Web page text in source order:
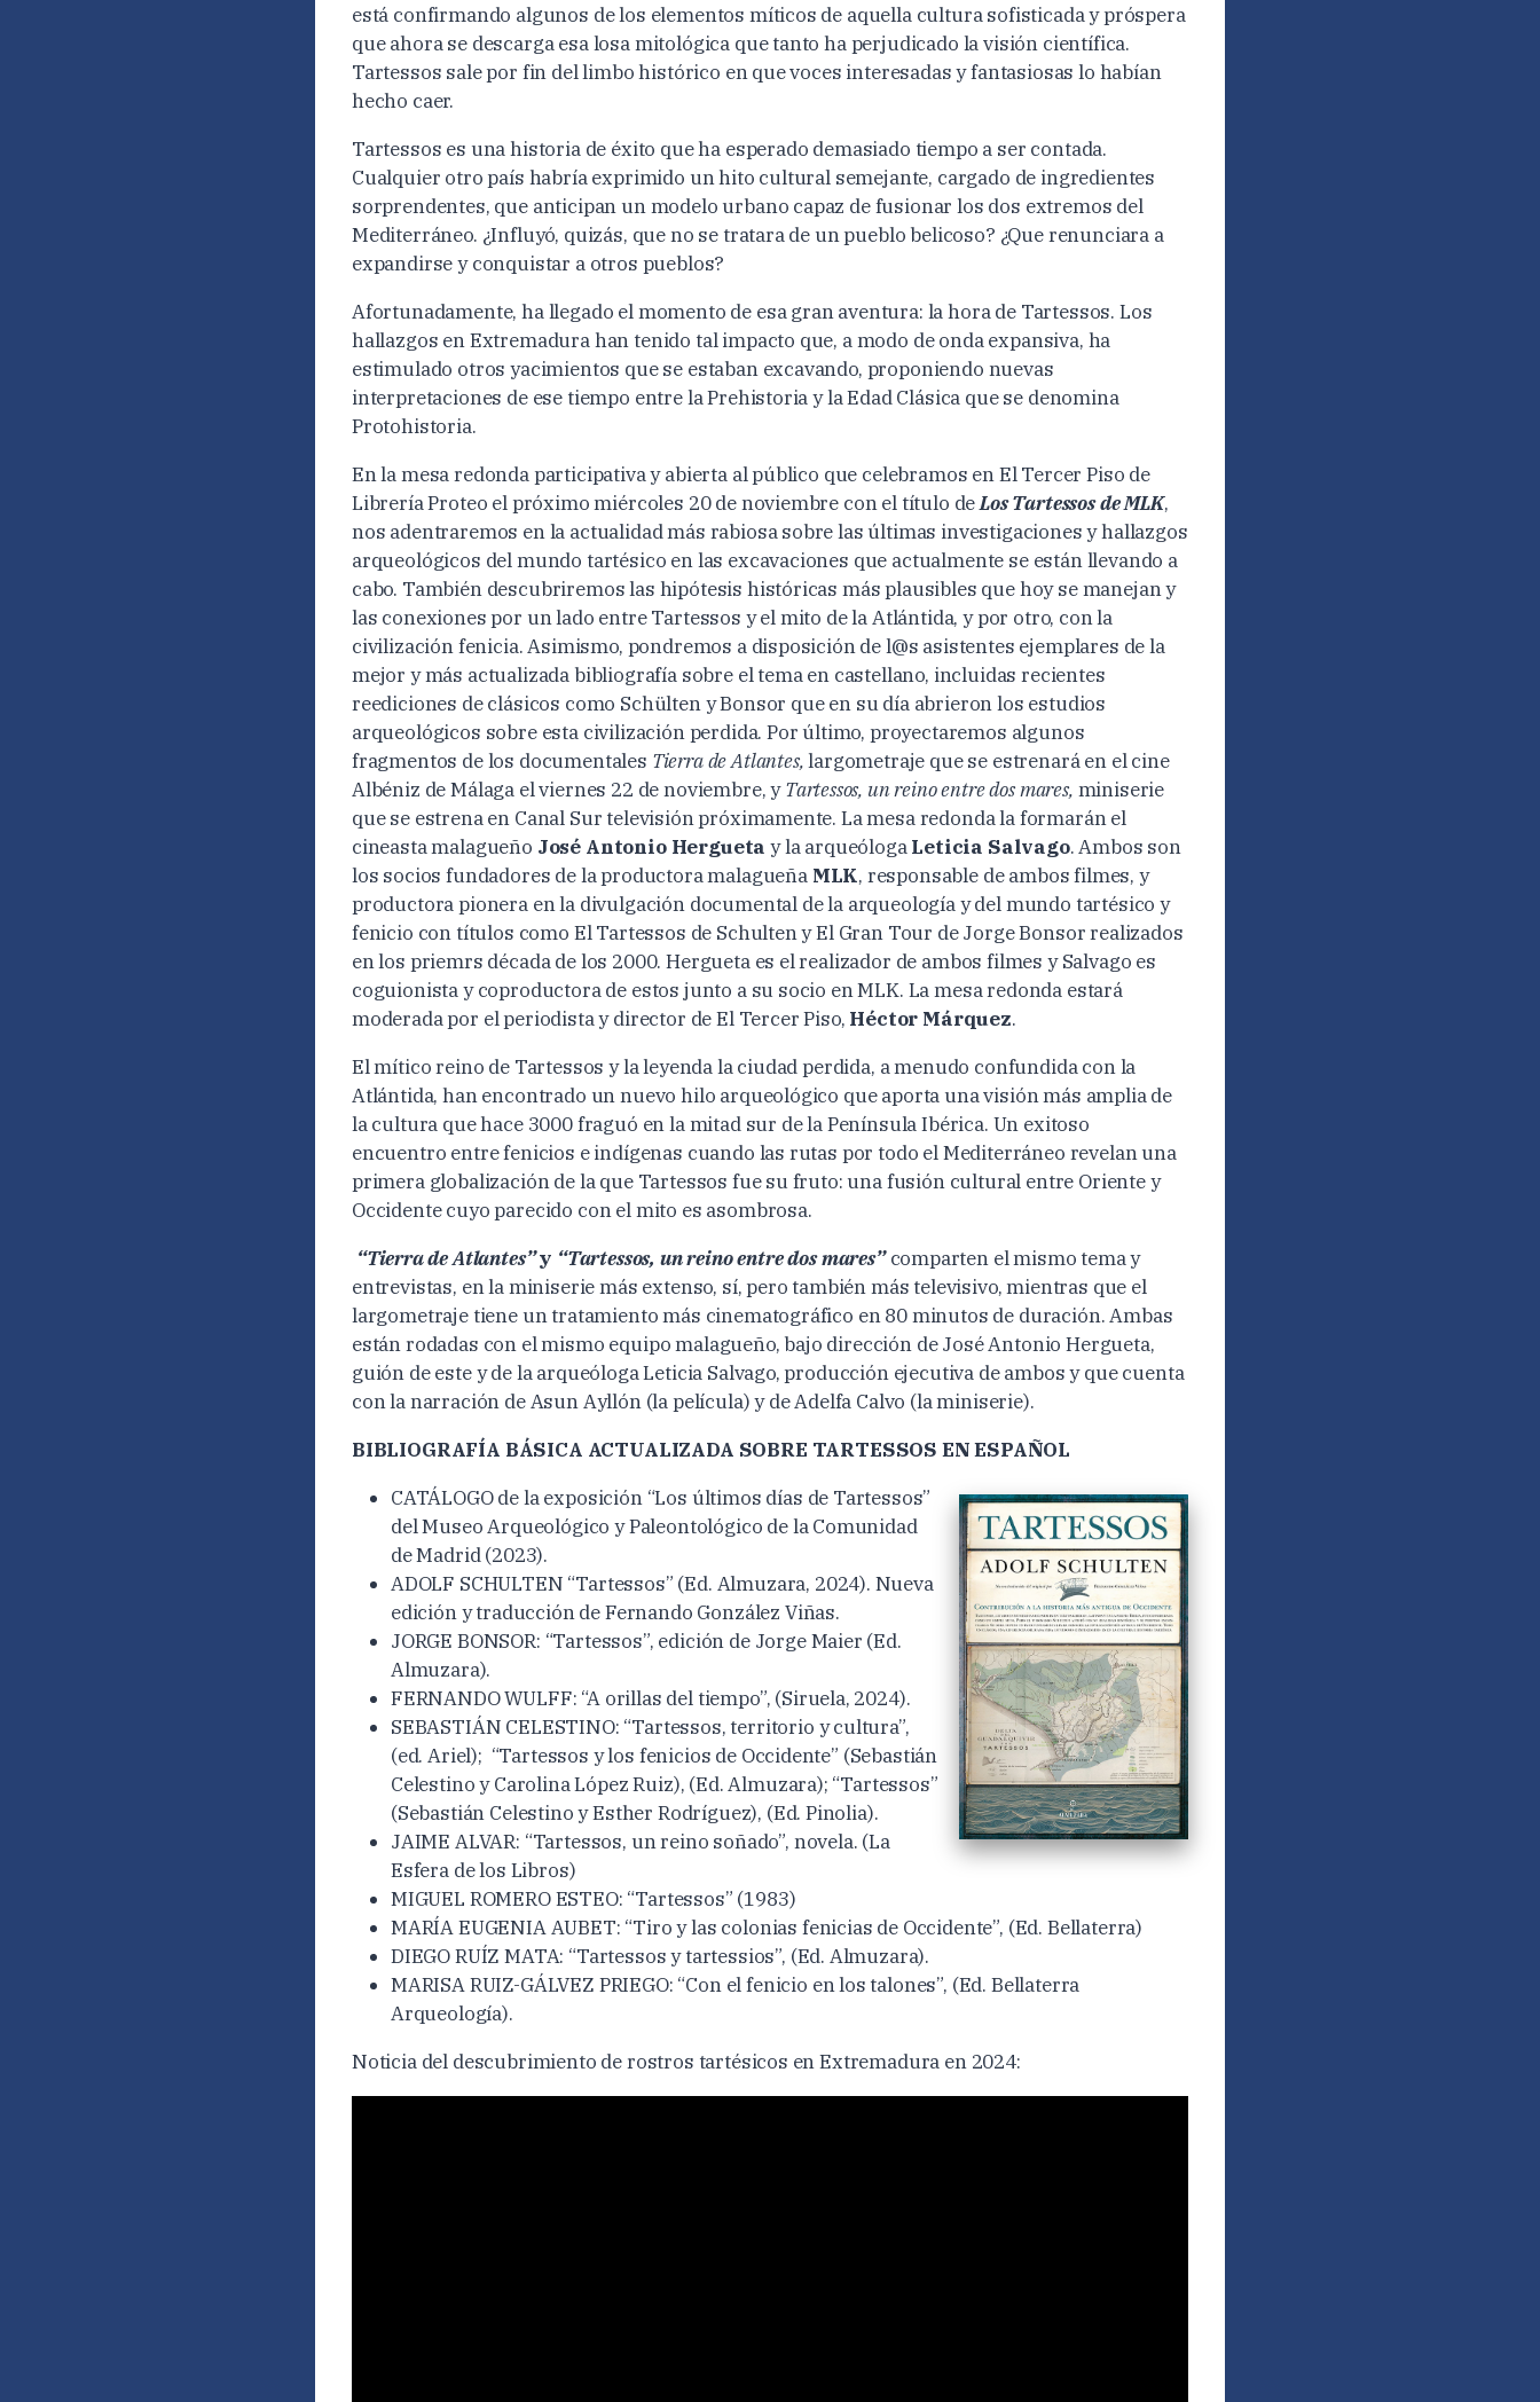
está confirmando algunos de los elementos míticos de aquella cultura sofisticada y próspera
que ahora se descarga esa losa mitológica que tanto ha perjudicado la visión científica.
Tartessos sale por fin del limbo histórico en que voces interesadas y fantasiosas lo habían
hecho caer.
Tartessos es una historia de éxito que ha esperado demasiado tiempo a ser contada.
Cualquier otro país habría exprimido un hito cultural semejante, cargado de ingredientes
sorprendentes, que anticipan un modelo urbano capaz de fusionar los dos extremos del
Mediterráneo. ¿Influyó, quizás, que no se tratara de un pueblo belicoso? ¿Que renunciara a
expandirse y conquistar a otros pueblos?
Afortunadamente, ha llegado el momento de esa gran aventura: la hora de Tartessos. Los
hallazgos en Extremadura han tenido tal impacto que, a modo de onda expansiva, ha
estimulado otros yacimientos que se estaban excavando, proponiendo nuevas
interpretaciones de ese tiempo entre la Prehistoria y la Edad Clásica que se denomina
Protohistoria.
En la mesa redonda participativa y abierta al público que celebramos en El Tercer Piso de
Librería Proteo el próximo miércoles 20 de noviembre con el título deLos Tartessos de MLK,
nos adentraremos en la actualidad más rabiosa sobre las últimas investigaciones y hallazgos
arqueológicos del mundo tartésico en las excavaciones que actualmente se están llevando a
cabo. También descubriremos las hipótesis históricas más plausibles que hoy se manejan y
las conexiones por un lado entre Tartessos y el mito de la Atlántida, y por otro, con la
civilización fenicia. Asimismo, pondremos a disposición de l@s asistentes ejemplares de la
mejor y más actualizada bibliografía sobre el tema en castellano, incluidas recientes
reediciones de clásicos como Schülten y Bonsor que en su día abrieron los estudios
arqueológicos sobre esta civilización perdida. Por último, proyectaremos algunos
fragmentos de los documentales Tierra de Atlantes,largometraje que se estrenará en el cine
Albéniz de Málaga el viernes 22 de noviembre, yTartessos, un reino entre dos mares, miniserie
que se estrena en Canal Sur televisión próximamente. La mesa redonda la formarán el
cineasta malagueño José Antonio Hergueta y la arqueólogaLeticia Salvago. Ambos son
los socios fundadores de la productora malagueña MLK, responsable de ambos filmes, y
productora pionera en la divulgación documental de la arqueología y del mundo tartésico y
fenicio con títulos como El Tartessos de Schulten y El Gran Tour de Jorge Bonsor realizados
en los priemrs década de los 2000. Hergueta es el realizador de ambos filmes y Salvago es
coguionista y coproductora de estos junto a su socio en MLK. La mesa redonda estará
moderada por el periodista y director de El Tercer Piso, Héctor Márquez.
El mítico reino de Tartessos y la leyenda la ciudad perdida, a menudo confundida con la
Atlántida, han encontrado un nuevo hilo arqueológico que aporta una visión más amplia de
la cultura que hace 3000 fraguó en la mitad sur de la Península Ibérica. Un exitoso
encuentro entre fenicios e indígenas cuando las rutas por todo el Mediterráneo revelan una
primera globalización de la que Tartessos fue su fruto: una fusión cultural entre Oriente y
Occidente cuyo parecido con el mito es asombrosa.
“Tierra de Atlantes”y “Tartessos, un reino entre dos mares”comparten el mismo tema y
entrevistas, en la miniserie más extenso, sí, pero también más televisivo, mientras que el
largometraje tiene un tratamiento más cinematográfico en 80 minutos de duración. Ambas
están rodadas con el mismo equipo malagueño, bajo dirección de José Antonio Hergueta,
guión de este y de la arqueóloga Leticia Salvago, producción ejecutiva de ambos y que cuenta
con la narración de Asun Ayllón (la película) y de Adelfa Calvo (la miniserie).
BIBLIOGRAFÍA BÁSICA ACTUALIZADA SOBRE TARTESSOS EN ESPAÑOL
CATÁLOGO de la exposición “Los últimos días de Tartessos”
del Museo Arqueológico y Paleontológico de la Comunidad
de Madrid (2023).
ADOLF SCHULTEN “Tartessos” (Ed. Almuzara, 2024). Nueva
edición y traducción de Fernando González Viñas.
JORGE BONSOR: “Tartessos”, edición de Jorge Maier (Ed.
Almuzara).
FERNANDO WULFF: “A orillas del tiempo”, (Siruela, 2024).
SEBASTIÁN CELESTINO: “Tartessos, territorio y cultura”,
(ed. Ariel); “Tartessos y los fenicios de Occidente” (Sebastián
Celestino y Carolina López Ruiz), (Ed. Almuzara); “Tartessos”
(Sebastián Celestino y Esther Rodríguez), (Ed. Pinolia).
JAIME ALVAR: “Tartessos, un reino soñado”, novela. (La
Esfera de los Libros)
MIGUEL ROMERO ESTEO: “Tartessos” (1983)
MARÍA EUGENIA AUBET: “Tiro y las colonias fenicias de Occidente”, (Ed. Bellaterra)
DIEGO RUÍZ MATA: “Tartessos y tartessios”, (Ed. Almuzara).
MARISA RUIZ-GÁLVEZ PRIEGO: “Con el fenicio en los talones”, (Ed. Bellaterra
Arqueología).
Noticia del descubrimiento de rostros tartésicos en Extremadura en 2024: